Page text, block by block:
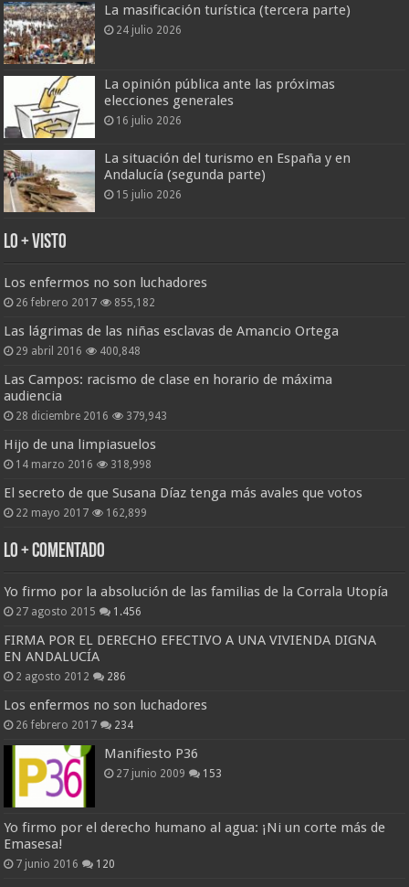
La masificación turística (tercera parte)
24 julio 2026
La opinión pública ante las próximas
elecciones generales
16 julio 2026
La situación del turismo en España y en
Andalucía (segunda parte)
15 julio 2026
Lo + Visto
Los enfermos no son luchadores
26 febrero 2017 855,182
Las lágrimas de las niñas esclavas de Amancio Ortega
29 abril 2016 400,848
Las Campos: racismo de clase en horario de máxima
audiencia
28 diciembre 2016 379,943
Hijo de una limpiasuelos
14 marzo 2016 318,998
El secreto de que Susana Díaz tenga más avales que votos
22 mayo 2017 162,899
Lo + Comentado
Yo firmo por la absolución de las familias de la Corrala Utopía
27 agosto 2015 1.456
FIRMA POR EL DERECHO EFECTIVO A UNA VIVIENDA DIGNA
EN ANDALUCÍA
2 agosto 2012 286
Los enfermos no son luchadores
26 febrero 2017 234
Manifiesto P36
27 junio 2009 153
Yo firmo por el derecho humano al agua: ¡Ni un corte más de
Emasesa!
7 junio 2016 120